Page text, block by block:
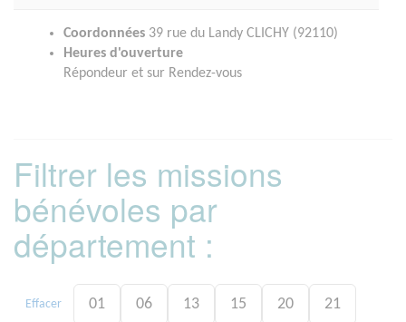
Coordonnées 39 rue du Landy CLICHY (92110)
Heures d'ouverture
Répondeur et sur Rendez-vous
Filtrer les missions
bénévoles par
département :
Effacer 01 06 13 15 20 21